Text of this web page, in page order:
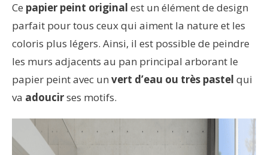
Ce papier peint original est un élément de design
parfait pour tous ceux qui aiment la nature et les
coloris plus légers. Ainsi, il est possible de peindre
les murs adjacents au pan principal arborant le
papier peint avec un vert d’eau ou très pastel qui
va adoucirses motifs.